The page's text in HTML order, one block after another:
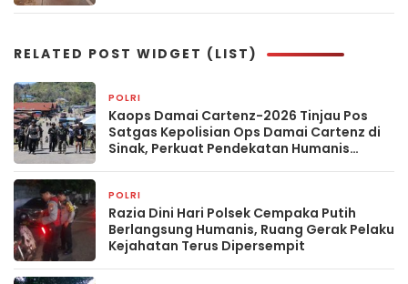
RELATED POST WIDGET (LIST)
POLRI
Kaops Damai Cartenz-2026 Tinjau Pos
Satgas Kepolisian Ops Damai Cartenz di
Sinak, Perkuat Pendekatan Humanis
POLRI
Razia Dini Hari Polsek Cempaka Putih
Berlangsung Humanis, Ruang Gerak Pelaku
Kejahatan Terus Dipersempit